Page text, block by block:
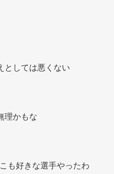
としては悪くない
理かもな
も好きな選手やったわ